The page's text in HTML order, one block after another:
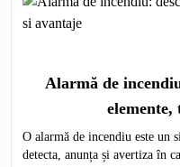
Alarmă de
O alarmă de incendiu este un
detecta, anunța și avertiza în